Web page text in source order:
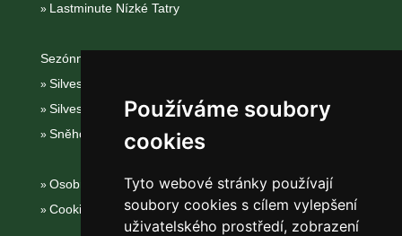
Používáme soubory
cookies
Tyto webové stránky používají
soubory cookies s cílem vylepšení
uživatelského prostředí, zobrazení
Lastminute Nízké Tatry
Sezónní odkazy:
Silvester Nízké Tatry
Silvestr na horách 2025/26
Sněhové zpravodajství
Osobní údaje
Cookies